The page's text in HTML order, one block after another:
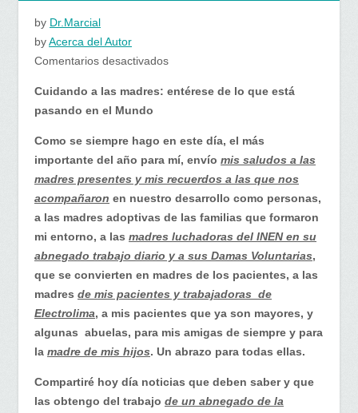
by Dr.Marcial
byAcerca del Autor
Comentarios desactivadosen
a
madres:
entérese
de
lo
que
está
pasando
en
el
Mundo
Cuidando a las madres: entérese de lo que está
pasando en el Mundo
Como se siempre hago en este día, el más
importante del año para mí, envío mis saludos a las
madres presentes y mis recuerdos a las que nos
acompañaron en nuestro desarrollo como personas,
a las madres adoptivas de las familias que formaron
mi entorno, a las madres luchadoras del INEN en su
abnegado trabajo diario y a sus Damas Voluntarias,
que se convierten en madres de los pacientes, a las
madres de mis pacientes y trabajadoras de
Electrolima, a mis pacientes que ya son mayores, y
algunas abuelas, para mis amigas de siempre y para
la madre de mis hijos. Un abrazo para todas ellas.
Compartiré hoy día noticias que deben saber y que
las obtengo del trabajo de un abnegado de la